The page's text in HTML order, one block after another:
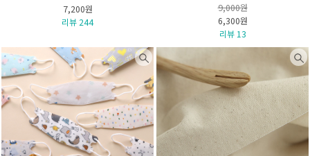
7,200원
리뷰 244
9,000원
6,300원
리뷰 13